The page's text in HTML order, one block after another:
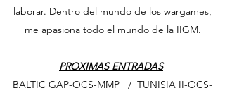
laborar. Dentro del mundo de los wargames,
me apasiona todo el mundo de la IIGM.
PROXIMAS ENTRADAS
BALTIC GAP-OCS-MMP / TUNISIA II-OCS-